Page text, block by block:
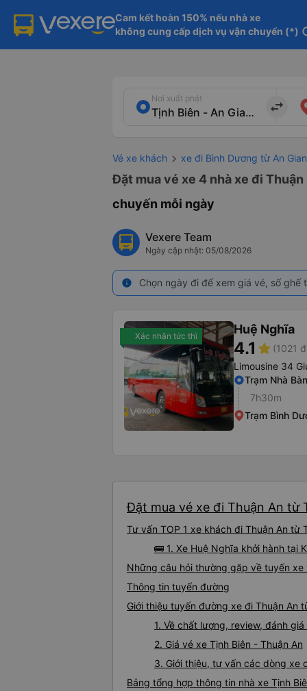
Cam kết hoàn 150% nếu nhà xe
không cung cấp dịch vụ vận chuyển (*)
Nơi xuất phát
import_export
Vé xe khách xe đi Bình Dương từ An
Đặt mua vé xe 4 nhà xe đi
chuyến mỗi ngày
Vexere Team
Ngày cập nhật: 05/08/2026
info Chọn ngày đi để xem giá vé, số
Xác nhận tức thì Huệ Nghĩa
4.1 star (1021
Limousine 34
Trạm Nhà
7h30m
Trạm Bình
Đặt mua vé xe đi Thuận An từ
Tư vấn TOP 1 xe khách đi Thuận An
🚌 1. Xe Huệ Nghĩa khởi hành tại
Những câu hỏi thường gặp về tuyến xe
Thông tin tuyến đường
Giới thiệu tuyến đường xe đi Thuận An
1. Về chất lượng, review, đánh
2. Giá vé xe Tịnh Biên - Thuận An
3. Giới thiệu, tư vấn các dòng xe
Bảng tổng hợp thông tin nhà xe Tịnh